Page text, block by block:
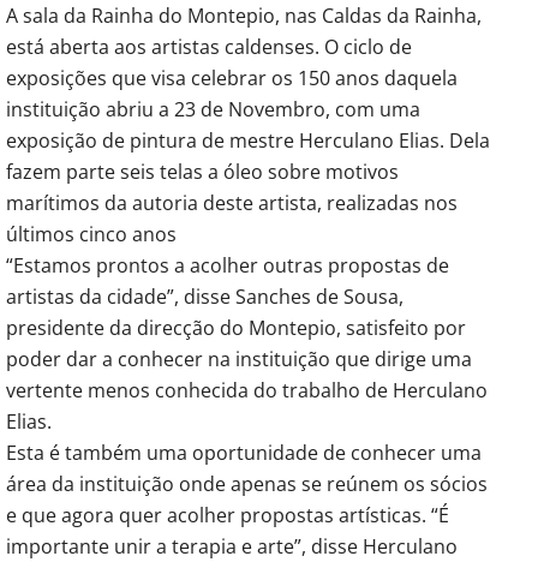
A sala da Rainha do Montepio, nas Caldas da Rainha,
está aberta aos artistas caldenses. O ciclo de
exposições que visa celebrar os 150 anos daquela
instituição abriu a 23 de Novembro, com uma
exposição de pintura de mestre Herculano Elias. Dela
fazem parte seis telas a óleo sobre motivos
marítimos da autoria deste artista, realizadas nos
últimos cinco anos
“Estamos prontos a acolher outras propostas de
artistas da cidade”, disse Sanches de Sousa,
presidente da direcção do Montepio, satisfeito por
poder dar a conhecer na instituição que dirige uma
vertente menos conhecida do trabalho de Herculano
Elias.
Esta é também uma oportunidade de conhecer uma
área da instituição onde apenas se reúnem os sócios
e que agora quer acolher propostas artísticas. “É
importante unir a terapia e arte”, disse Herculano